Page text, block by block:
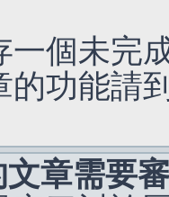
一個未完
的功能請
章需要